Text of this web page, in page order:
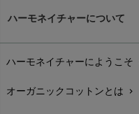
配送と送料chevron_right
在庫状況と発送予定chevron_right
ハーモネイチャーについて
ハーモネイチャーにようこそ
オーガニックコットンとは chevron_right